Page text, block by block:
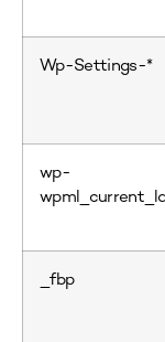
Wp-Settings-*
wp-
_fbp